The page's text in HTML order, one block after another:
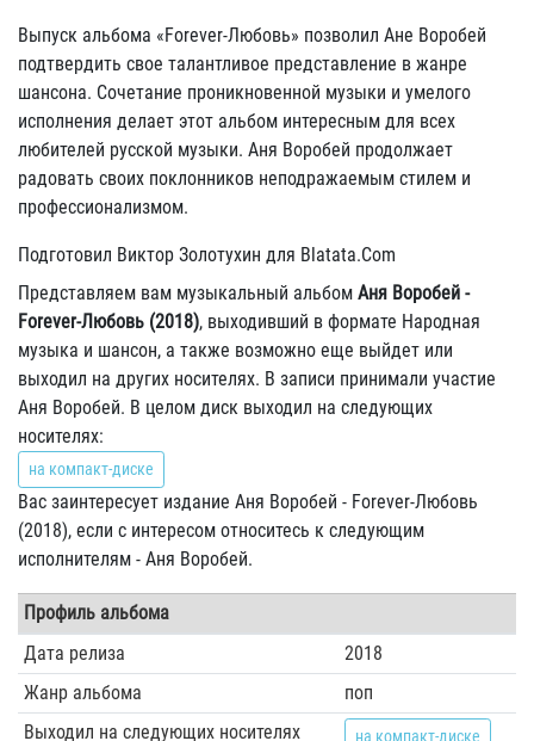
Выпуск альбома «Forever-Любовь» позволил Ане Воробей
подтвердить свое талантливое представление в жанре
шансона. Сочетание проникновенной музыки и умелого
исполнения делает этот альбом интересным для всех
любителей русской музыки. Аня Воробей продолжает
радовать своих поклонников неподражаемым стилем и
профессионализмом.
Подготовил Виктор Золотухин для Blatata.Com
Представляем вам музыкальный альбом Аня Воробей -
Forever-Любовь (2018), выходивший в формате Народная
музыка и шансон, а также возможно еще выйдет или
выходил на других носителях. В записи принимали участие
Аня Воробей. В целом диск выходил на следующих
носителях:
на компакт-диске
Вас заинтересует издание Аня Воробей - Forever-Любовь
(2018), если с интересом относитесь к следующим
исполнителям - Аня Воробей.
Профиль альбома
Дата релиза
2018
Жанр альбома
поп
Выходил на следующих носителях
на компакт-диске